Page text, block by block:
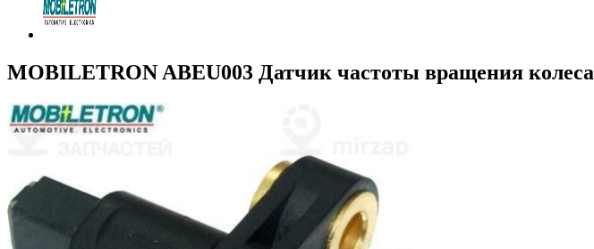
MOBILETRON ABEU003 Датчик частоты вращения колеса